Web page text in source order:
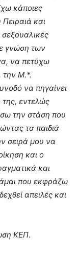
κάποιες
Πειραιά και
γνώση των
να πετύχω
την Μ.*.
να πηγαίνει
εντελώς
την στάση που
τα παιδιά
σειρά μου να
και ο
και
που εκφράζω
απειλές και
ΚΕΠ.